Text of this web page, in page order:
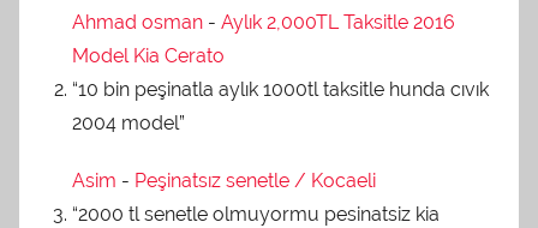
Ahmad osman - Aylık 2,000TL Taksitle 2016
Model Kia Cerato
“10 bin peşinatla aylık 1000tl taksitle hunda cıvık
2004 model”
Asim - Peşinatsız senetle / Kocaeli
“2000 tl senetle olmuyormu pesinatsiz kia